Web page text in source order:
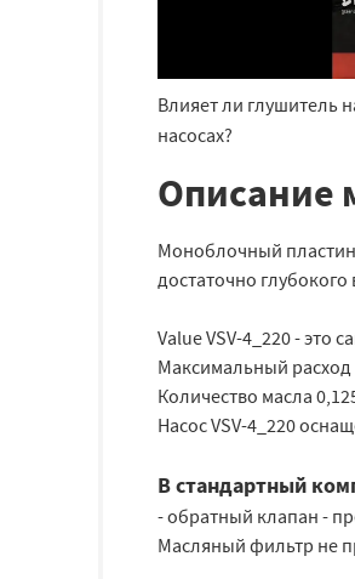
Влияет ли глушитель
насосах?
Описание
Моноблочный
достаточно глубокого
Value VSV-4_220 - это
Максимальный расход
Количество масла
Насос VSV-4_220
В стандартный
- обратный клапан -
Масляный фильтр не